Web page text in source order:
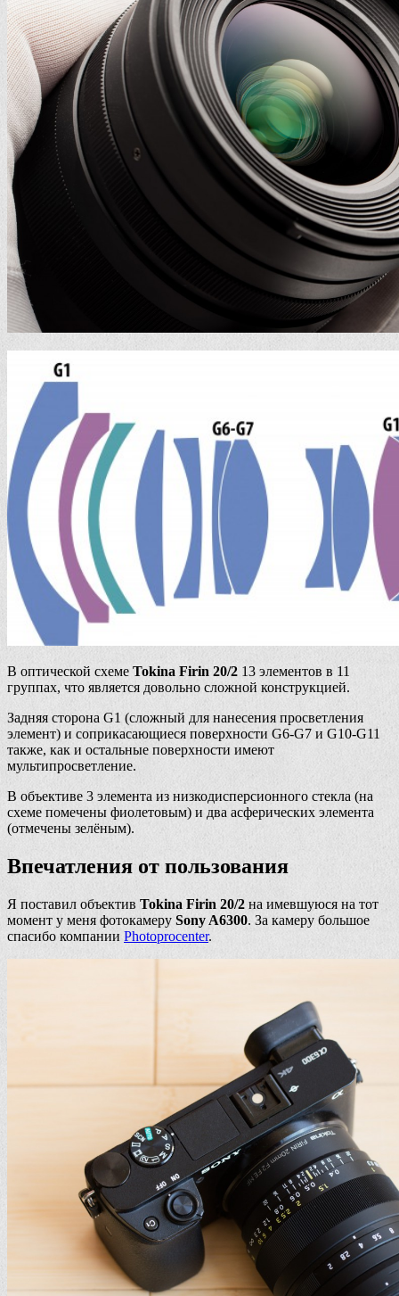
В оптической схеме Tokina Firin 20/2 13 элементов в 11
группах, что является довольно сложной конструкцией.
Задняя сторона G1 (сложный для нанесения просветления
элемент) и соприкасающиеся поверхности G6-G7 и G10-G11
также, как и остальные поверхности имеют
мультипросветление.
В объективе 3 элемента из низкодисперсионного стекла (на
схеме помечены фиолетовым) и два асферических элемента
(отмечены зелёным).
Впечатления от пользования
Я поставил объектив Tokina Firin 20/2 на имевшуюся на тот
момент у меня фотокамеру Sony A6300. За камеру большое
спасибо компании Photoprocenter.